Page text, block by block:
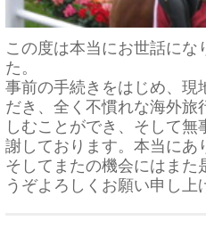
この度は本当にお世話にな
た。
事前の手続きをはじめ、現
だき、全く不慣れな海外旅
しむことができ、そして
謝しております。本当にあ
そしてまたの機会にはま
うぞよろしくお願い申し上